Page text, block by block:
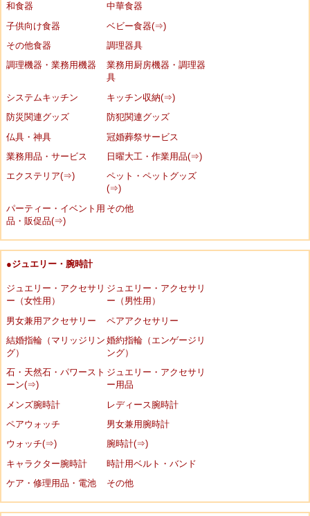
和食器
中華食器
子供向け食器
ベビー食器(⇒)
その他食器
調理器具
調理機器・業務用機器
業務用厨房機器・調理器
具
システムキッチン
キッチン収納(⇒)
防災関連グッズ
防犯関連グッズ
仏具・神具
冠婚葬祭サービス
業務用品・サービス
日曜大工・作業用品(⇒)
エクステリア(⇒)
ペット・ペットグッズ
(⇒)
パーティー・イベント用
品・販促品(⇒)
その他
●ジュエリー・腕時計
ジュエリー・アクセサリ
ー（女性用）
ジュエリー・アクセサリ
ー（男性用）
男女兼用アクセサリー
ペアアクセサリー
結婚指輪（マリッジリン
グ）
婚約指輪（エンゲージリ
ング）
石・天然石・パワースト
ーン(⇒)
ジュエリー・アクセサリ
ー用品
メンズ腕時計
レディース腕時計
ペアウォッチ
男女兼用腕時計
ウォッチ(⇒)
腕時計(⇒)
キャラクター腕時計
時計用ベルト・バンド
ケア・修理用品・電池
その他